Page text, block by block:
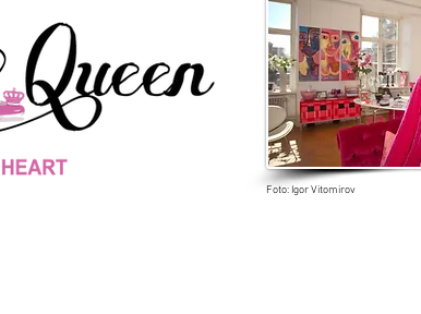
Foto: Igor Vitomirov